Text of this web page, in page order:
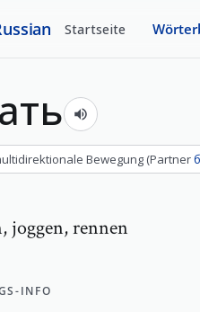
Startseite
Bewegung (Partner
, joggen, rennen
INFO